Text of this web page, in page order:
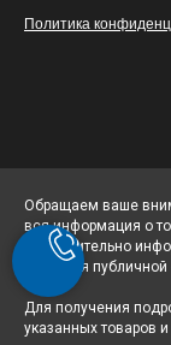
Политика
Обращаем ваше
вся информация о
исключительно
является
Для получения
указанных товаров